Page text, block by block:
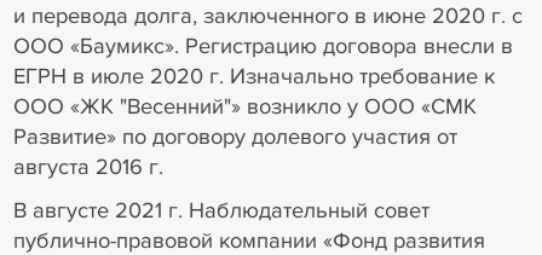
и перевода долга, заключенного в июне 2020 г. с
ООО «Баумикс». Регистрацию договора внесли в
ЕГРН в июле 2020 г. Изначально требование к
ООО «ЖК "Весенний"» возникло у ООО «СМК
Развитие» по договору долевого участия от
августа 2016 г.
В августе 2021 г. Наблюдательный совет
публично-правовой компании «Фонд развития